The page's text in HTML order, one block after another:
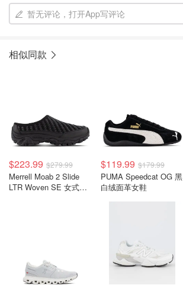
暂无评论，打开App写评论
相似同款
$223.99 $279.99
Merrell Moab 2 Slide
LTR Woven SE 女式编
$119.99 $179.99
PUMA Speedcat OG 黑
白绒面革女鞋